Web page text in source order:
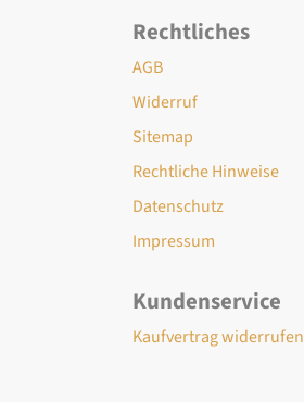
Rechtliches
AGB
Widerruf
Sitemap
Rechtliche Hinweise
Datenschutz
Impressum
Kundenservice
Kaufvertrag widerrufen